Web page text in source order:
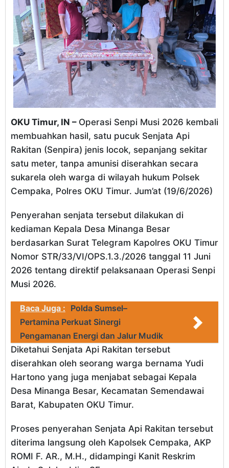
OKU Timur, IN – Operasi Senpi Musi 2026 kembali
membuahkan hasil, satu pucuk Senjata Api
Rakitan (Senpira) jenis locok, sepanjang sekitar
satu meter, tanpa amunisi diserahkan secara
sukarela oleh warga di wilayah hukum Polsek
Cempaka, Polres OKU Timur. Jum’at (19/6/2026)
Penyerahan senjata tersebut dilakukan di
kediaman Kepala Desa Minanga Besar
berdasarkan Surat Telegram Kapolres OKU Timur
Nomor STR/33/VI/OPS.1.3./2026 tanggal 11 Juni
2026 tentang direktif pelaksanaan Operasi Senpi
Musi 2026.
Baca Juga : Polda Sumsel–
Pertamina Perkuat Sinergi
Pengamanan Energi dan Jalur Mudik
Diketahui Senjata Api Rakitan tersebut
diserahkan oleh seorang warga bernama Yudi
Hartono yang juga menjabat sebagai Kepala
Desa Minanga Besar, Kecamatan Semendawai
Barat, Kabupaten OKU Timur.
Proses penyerahan Senjata Api Rakitan tersebut
diterima langsung oleh Kapolsek Cempaka, AKP
ROMI F. AR., M.H., didampingi Kanit Reskrim